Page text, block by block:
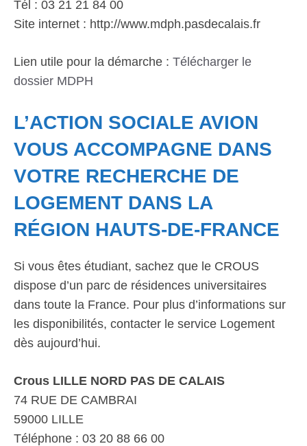
Tél : 03 21 21 84 00
Site internet : http://www.mdph.pasdecalais.fr
Lien utile pour la démarche : Télécharger le
dossier MDPH
L’ACTION SOCIALE AVION
VOUS ACCOMPAGNE DANS
VOTRE RECHERCHE DE
LOGEMENT DANS LA
RÉGION HAUTS-DE-FRANCE
Si vous êtes étudiant, sachez que le CROUS
dispose d’un parc de résidences universitaires
dans toute la France. Pour plus d’informations sur
les disponibilités, contacter le service Logement
dès aujourd’hui.
Crous LILLE NORD PAS DE CALAIS
74 RUE DE CAMBRAI
59000 LILLE
Téléphone : 03 20 88 66 00